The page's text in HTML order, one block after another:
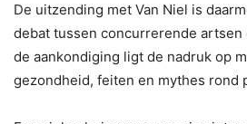
De uitzending met Van Niel is
debat tussen concurrerende artsen
de aankondiging ligt de nadruk op
gezondheid, feiten en mythes rond